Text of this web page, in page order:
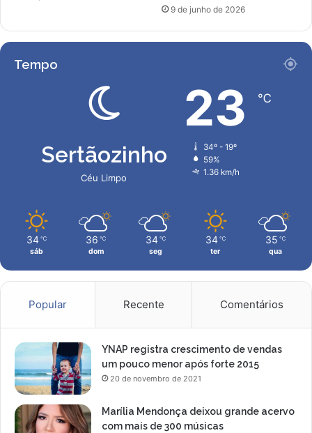
9 de junho de 2026
Tempo
Sertãozinho
Céu Limpo
23 ℃
34º - 19º
59%
1.36 km/h
34 ℃
sáb
36 ℃
dom
34 ℃
seg
34 ℃
ter
35 ℃
qua
Popular Recente Comentários
YNAP registra crescimento de vendas
um pouco menor após forte 2015
20 de novembro de 2021
Marília Mendonça deixou grande acervo
com mais de 300 músicas